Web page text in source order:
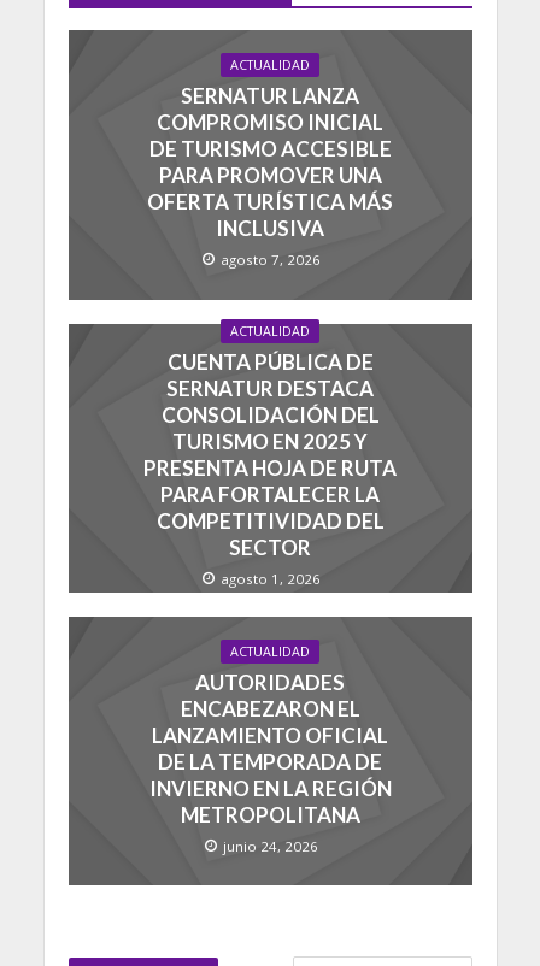
ACTUALIDAD
SERNATUR LANZA
COMPROMISO INICIAL
DE TURISMO ACCESIBLE
PARA PROMOVER UNA
OFERTA TURÍSTICA MÁS
INCLUSIVA
agosto 7, 2026
ACTUALIDAD
CUENTA PÚBLICA DE
SERNATUR DESTACA
CONSOLIDACIÓN DEL
TURISMO EN 2025 Y
PRESENTA HOJA DE RUTA
PARA FORTALECER LA
COMPETITIVIDAD DEL
SECTOR
agosto 1, 2026
ACTUALIDAD
AUTORIDADES
ENCABEZARON EL
LANZAMIENTO OFICIAL
DE LA TEMPORADA DE
INVIERNO EN LA REGIÓN
METROPOLITANA
junio 24, 2026